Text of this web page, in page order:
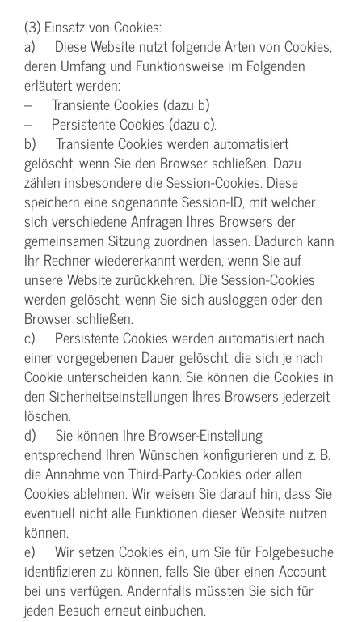
(3) Einsatz von Cookies:
a) Diese Website nutzt folgende Arten von Cookies,
deren Umfang und Funktionsweise im Folgenden
erläutert werden:
– Transiente Cookies (dazu b)
– Persistente Cookies (dazu c).
b) Transiente Cookies werden automatisiert
gelöscht, wenn Sie den Browser schließen. Dazu
zählen insbesondere die Session-Cookies. Diese
speichern eine sogenannte Session-ID, mit welcher
sich verschiedene Anfragen Ihres Browsers der
gemeinsamen Sitzung zuordnen lassen. Dadurch kann
Ihr Rechner wiedererkannt werden, wenn Sie auf
unsere Website zurückkehren. Die Session-Cookies
werden gelöscht, wenn Sie sich ausloggen oder den
Browser schließen.
c) Persistente Cookies werden automatisiert nach
einer vorgegebenen Dauer gelöscht, die sich je nach
Cookie unterscheiden kann. Sie können die Cookies in
den Sicherheitseinstellungen Ihres Browsers jederzeit
löschen.
d) Sie können Ihre Browser-Einstellung
entsprechend Ihren Wünschen konfigurieren und z. B.
die Annahme von Third-Party-Cookies oder allen
Cookies ablehnen. Wir weisen Sie darauf hin, dass Sie
eventuell nicht alle Funktionen dieser Website nutzen
können.
e) Wir setzen Cookies ein, um Sie für Folgebesuche
identifizieren zu können, falls Sie über einen Account
bei uns verfügen. Andernfalls müssten Sie sich für
jeden Besuch erneut einbuchen.